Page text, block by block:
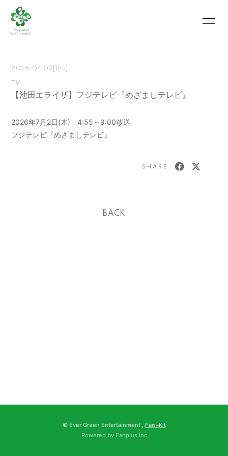
SCHEDULE
VIDEO PHOTO
MOVIE BLOG
ログイン
2026.07.02 [Thu]
TV
【池田エライザ】フジテレビ『めざましテレビ』
2026年7月2日(木) 4:55～9:00放送
フジテレビ『めざましテレビ』
SHARE
BACK
© Ever Green Entertainment , Fan+Kit
Powered by Fanplus.inc